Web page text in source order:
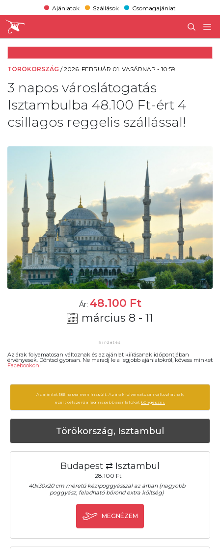
Ajánlatok Szállások Csomagajánlat
TÖRÖKORSZÁG /2026. FEBRUÁR 01. VASÁRNAP - 10:59
3 napos városlátogatás
Isztambulba 48.100 Ft-ért 4
csillagos reggelis szállással!
Ár: 48.100 Ft
március 8 - 11
Az árak folyamatosan változnak és az ajánlat kiírásanak időpontjában
érvényesek. Döntsd gyorsan. Ne maradj le a legjobb ajánlatokról, kövess minket
Facebookon!
Az ajánlat 186 napja nem frissült. Az árak folyamatosan változhatnak,
ezért célszerű a legfrissebb ajánlatokat böngészni.
Törökország, Isztambul
Budapest ⇄ Isztambul
28.100 Ft
40x30x20 cm méretű kézipoggyásszal az árban (nagyobb
poggyász, feladható bőrönd extra költség)
MEGNÉZEM